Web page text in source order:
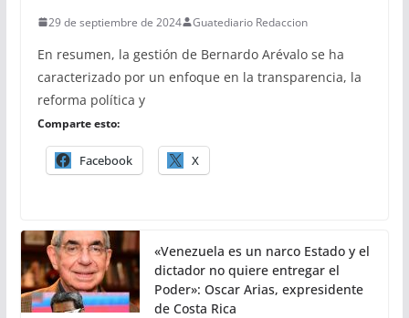
29 de septiembre de 2024 Guatediario Redaccion
En resumen, la gestión de Bernardo Arévalo se ha
caracterizado por un enfoque en la transparencia, la
reforma política y
Comparte esto:
Facebook X
«Venezuela es un narco Estado y el
dictador no quiere entregar el
Poder»: Oscar Arias, expresidente
de Costa Rica